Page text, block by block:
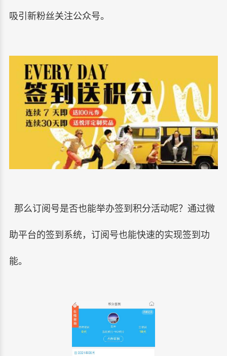
吸引新粉丝关注公众号。
那么订阅号是否也能举办签到积分活动呢？通过微
助平台的签到系统，订阅号也能快速的实现签到功
能。